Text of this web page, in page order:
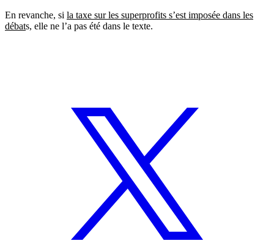
En revanche, si la taxe sur les superprofits s’est imposée dans les
débats, elle ne l’a pas été dans le texte.